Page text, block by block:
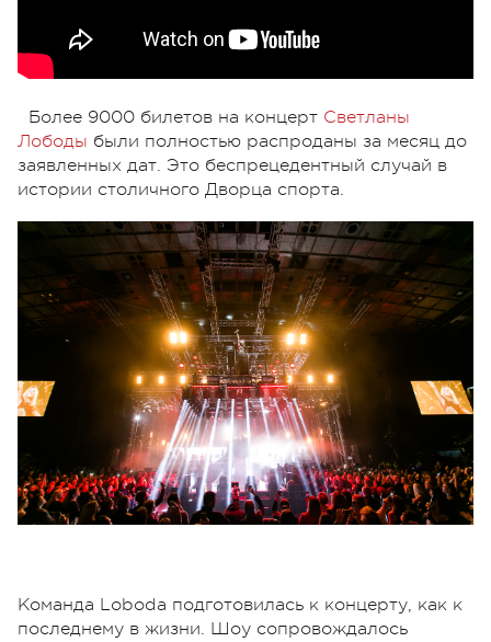
Более 9000 билетов на концерт Светланы
Лободы были полностью распроданы за месяц до
заявленных дат. Это беспрецедентный случай в
истории столичного Дворца спорта.
Команда Loboda подготовилась к концерту, как к
последнему в жизни. Шоу сопровождалось